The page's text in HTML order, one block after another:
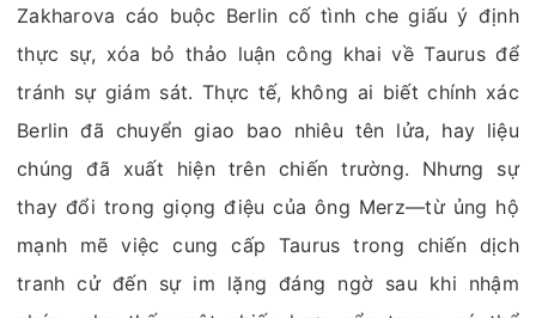
Zakharova cáo buộc Berlin cố tình che giấu ý định
thực sự, xóa bỏ thảo luận công khai về Taurus để
tránh sự giám sát. Thực tế, không ai biết chính xác
Berlin đã chuyển giao bao nhiêu tên lửa, hay liệu
chúng đã xuất hiện trên chiến trường. Nhưng sự
thay đổi trong giọng điệu của ông Merz—từ ủng hộ
mạnh mẽ việc cung cấp Taurus trong chiến dịch
tranh cử đến sự im lặng đáng ngờ sau khi nhậm